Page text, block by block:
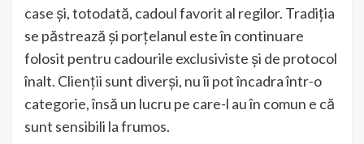
case și, totodată, cadoul favorit al regilor. Tradiția
se păstrează și porțelanul este în continuare
folosit pentru cadourile exclusiviste și de protocol
înalt. Clienții sunt diverși, nu îi pot încadra într-o
categorie, însă un lucru pe care-l au în comun e că
sunt sensibili la frumos.